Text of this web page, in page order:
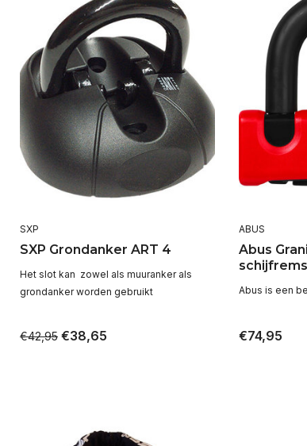
SXP
SXP Grondanker ART 4
Het slot kan zowel als muuranker als
grondanker worden gebruikt
€42,95 €38,65
ABUS
Abus
Abus is een
€74,95